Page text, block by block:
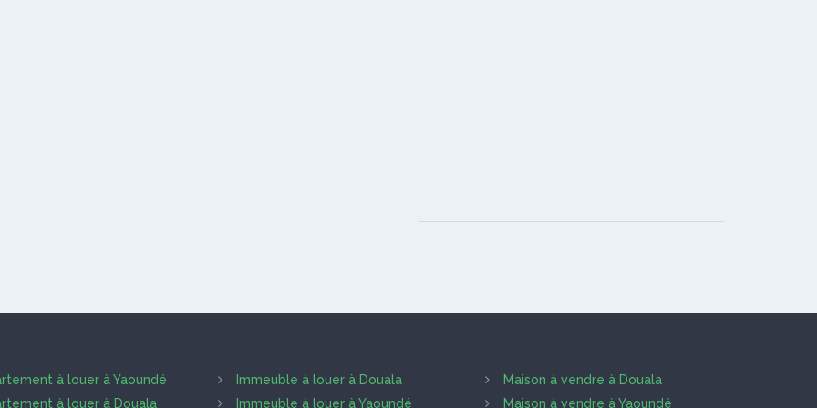
à louer à Yaoundé
à louer à Douala
Immeuble à louer à Douala
Immeuble à louer à Yaoundé
Maison à vendre à Douala
Maison à vendre à Yaoundé